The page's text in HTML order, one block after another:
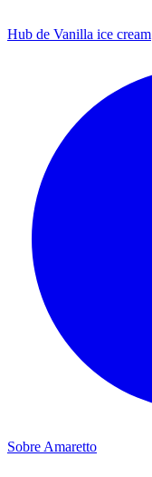
Hub de Vanilla ice cream
Sobre Amaretto